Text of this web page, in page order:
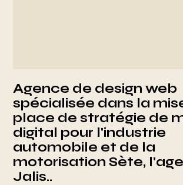
Agence de design web
spécialisée dans la
place de stratégie de
digital pour l'industrie
automobile et de la
motorisation Sète,
Jalis..